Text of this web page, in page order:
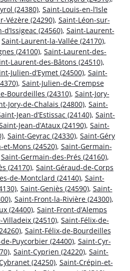
(24380), Saint-Louis-en-l’Isle
Vézère (24290), Saint-Léon-sur-
d’Issigeac (24560), Saint-Laurent-
Saint-Laurent-la-Vallée (24170),
(24100), Saint-Laurent-des-
Laurent-des-Bâtons (24510),
Julien-d’Eymet (24500), Saint-
, Saint-Julien-de-Crempse
Bourdeilles (24310), Saint-Jory-
Jory-de-Chalais (24800), Saint-
Jean-d’Estissac (24140), Saint-
Jean-d’Ataux (24190), Saint-
, Saint-Geyrac (24330), Saint-Géry
Mons (24520), Saint-Germain-
Saint-Germain-des-Prés (24160),
(24170), Saint-Géraud-de-Corps
de-Montclard (24140), Saint-
, Saint-Geniès (24590), Saint-
, Saint-Front-la-Rivière (24300),
(24400), Saint-Front-d’Alemps
(24510), Saint-Félix-de-
, Saint-Félix-de-Bourdeilles
Puycorbier (24400), Saint-Cyr-
, Saint-Cyprien (24220), Saint-
(24250), Saint-Crépin-et-